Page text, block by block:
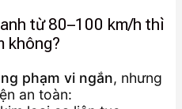
từ 80–100 km/h thì
không?
phạm vi ngắn, nhưng
an toàn: